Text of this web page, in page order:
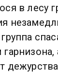
в лесу